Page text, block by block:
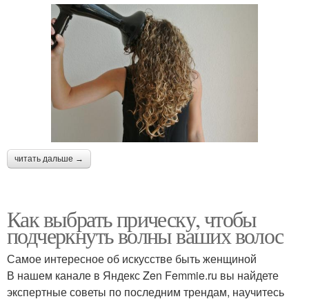
читать дальше →
Как выбрать прическу, чтобы
подчеркнуть волны ваших волос
Самое интересное об искусстве быть женщиной
В нашем канале в Яндекс Zen Femmie.ru вы найдете
экспертные советы по последним трендам, научитесь